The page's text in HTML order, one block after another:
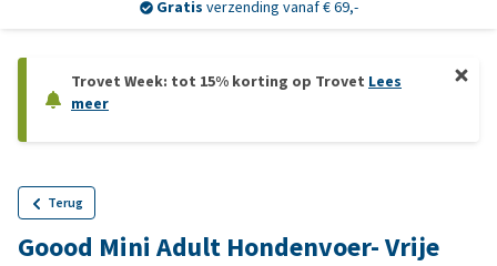
Gratis verzending vanaf € 69,-
Trovet Week: tot 15% korting op Trovet Lees
meer
Terug
Goood Mini Adult Hondenvoer- Vrije